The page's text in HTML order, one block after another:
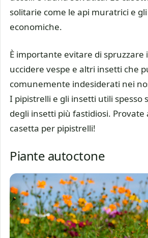
solitarie come le api muratrici e
economiche.
È importante evitare di spruzzare
uccidere vespe e altri insetti che
comunemente indesiderati nei
I pipistrelli e gli insetti utili spesso
degli insetti più fastidiosi.
casetta per pipistrelli!
Piante autoctone